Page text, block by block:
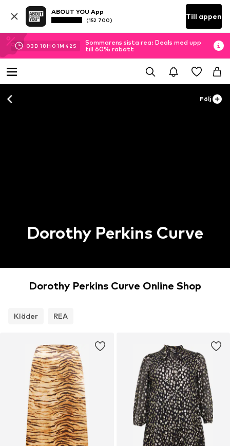
ABOUT YOU App
(152 700) Till appen
03D 18H 01M 40 S
Sommarens sista rea: Deals med upp
till 60% rabatt
Följ
Dorothy Perkins Curve
Dorothy Perkins Curve Online Shop
Kläder REA